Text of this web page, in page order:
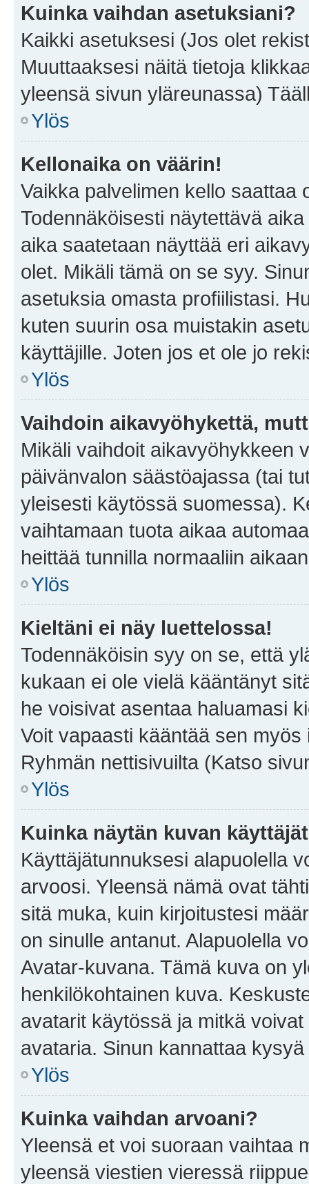
Kuinka vaihdan asetuksiani?
Kaikki asetuksesi (Jos olet
Muuttaaksesi näitä tietoja
yleensä sivun yläreunassa)
Ylös
Kellonaika on väärin!
Vaikka palvelimen kello saattaa
Todennäköisesti näytettävä
aika saatetaan näyttää eri
olet. Mikäli tämä on se syy.
asetuksia omasta profiilistasi.
kuten suurin osa muistakin
käyttäjille. Joten jos et ole jo
Ylös
Vaihdoin aikavyöhykettä,
Mikäli vaihdoit aikavyöhykkeen
päivänvalon säästöajassa (tai
yleisesti käytössä suomessa).
vaihtamaan tuota aikaa
heittää tunnilla normaaliin
Ylös
Kieltäni ei näy luettelossa!
Todennäköisin syy on se, että
kukaan ei ole vielä kääntänyt
he voisivat asentaa haluamasi
Voit vapaasti kääntää sen
Ryhmän nettisivuilta (Katso
Ylös
Kuinka näytän kuvan
Käyttäjätunnuksesi alapuolella
arvoosi. Yleensä nämä ovat
sitä muka, kuin kirjoitustesi
on sinulle antanut. Alapuolella
Avatar-kuvana. Tämä kuva on
henkilökohtainen kuva.
avatarit käytössä ja mitkä
avataria. Sinun kannattaa
Ylös
Kuinka vaihdan arvoani?
Yleensä et voi suoraan vaihtaa
yleensä viestien vieressä